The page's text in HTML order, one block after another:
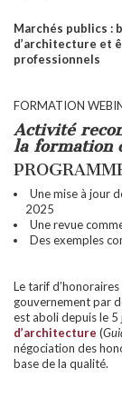
Marchés publics :
d’architecture et
professionnels
FORMATION
Activité
la formation
Une mise à jour
2025
Une revue
Des exemples
Le tarif
gouvernement par
est aboli depuis le 5
d’architecture (
négociation des
base de la qualité.